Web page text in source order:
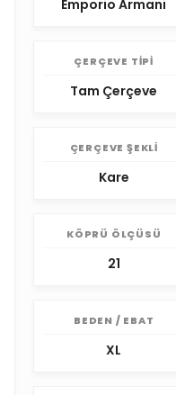
Emporio Armani
ÇERÇEVE TIPI
Tam Çerçeve
ÇERÇEVE ŞEKLI
Kare
KÖPRÜ ÖLÇÜSÜ
21
BEDEN / EBAT
XL